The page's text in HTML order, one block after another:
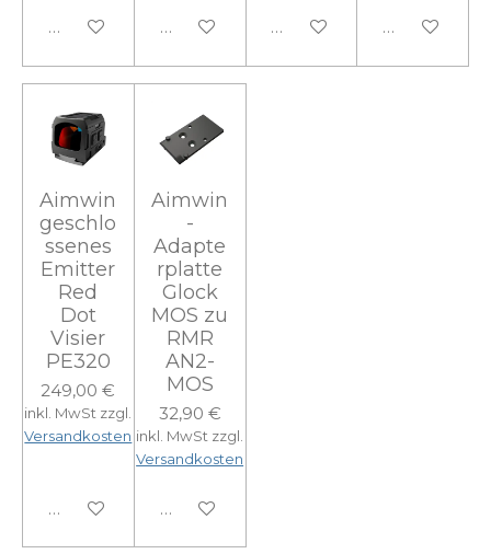
In den WarenkorbIn den WarenkorbIn den Warenkorb
In den
Aimwin
geschlo
ssenes
Emitter
Red
Dot
Visier
PE320
249,00 €
inkl. MwSt zzgl.
Versandkosten
In den Warenkorb
Aimwin
-
Adapte
rplatte
Glock
MOS zu
RMR
AN2-
MOS
32,90 €
inkl. MwSt zzgl.
Versandkosten
In den Warenkorb